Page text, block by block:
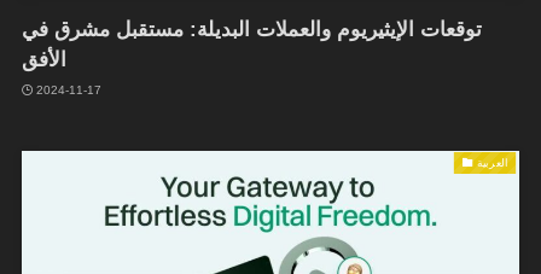
توقعات الإيثيريوم والعملات البديلة: مستقبل مشرق في
الأفق
2024-11-17
العربية